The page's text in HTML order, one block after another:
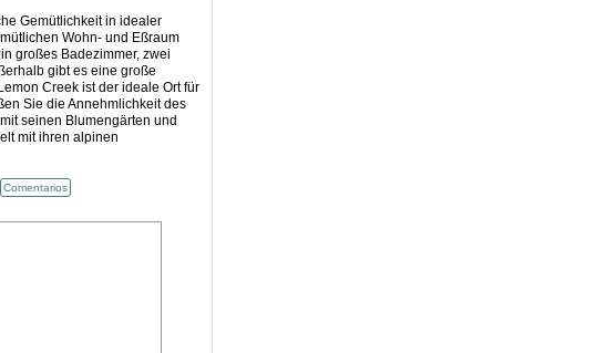
Gemütlichkeit in idealer
Wohn- und Eßraum
großes Badezimmer, zwei
gibt es eine große
Creek ist der ideale Ort für
Sie die Annehmlichkeit des
seinen Blumengärten und
mit ihren alpinen
Comentarios